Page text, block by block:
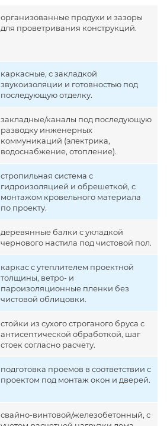
организованные продухи и зазоры
для проветривания конструкций.
каркасные, с закладкой
звукоизоляции и готовностью под
последующую отделку.
закладные/каналы под последующую
разводку инженерных
коммуникаций (электрика,
водоснабжение, отопление).
стропильная система с
гидроизоляцией и обрешеткой, с
монтажом кровельного материала
по проекту.
деревянные балки с укладкой
чернового настила под чистовой пол.
каркас с утеплителем проектной
толщины, ветро- и
пароизоляционные пленки без
чистовой облицовки.
стойки из сухого строганого бруса с
антисептической обработкой, шаг
стоек согласно расчету.
подготовка проемов в соответствии с
проектом под монтаж окон и дверей.
свайно-винтовой/железобетонный, с